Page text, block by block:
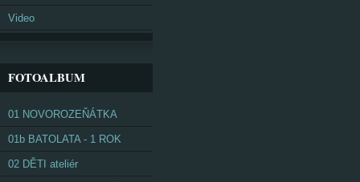
Video
FOTOALBUM
01 NOVOROZEŇÁTKA
01b BATOLATA - 1 ROK
02 DĚTI ateliér